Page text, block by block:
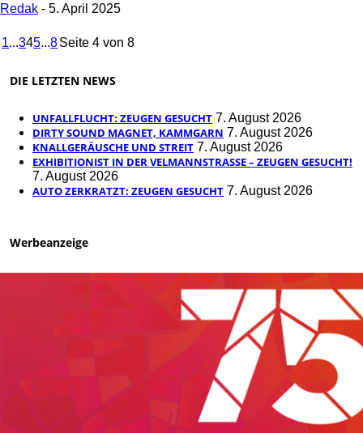
Redak - 5. April 2025
1...345...8Seite 4 von 8
DIE LETZTEN NEWS
UNFALLFLUCHT: ZEUGEN GESUCHT 7. August 2026
DIRTY SOUND MAGNET, KAMMGARN 7. August 2026
KNALLGERÄUSCHE UND STREIT 7. August 2026
EXHIBITIONIST IN DER VELMANNSTRASSE – ZEUGEN GESUCHT!
7. August 2026
AUTO ZERKRATZT: ZEUGEN GESUCHT 7. August 2026
Werbeanzeige